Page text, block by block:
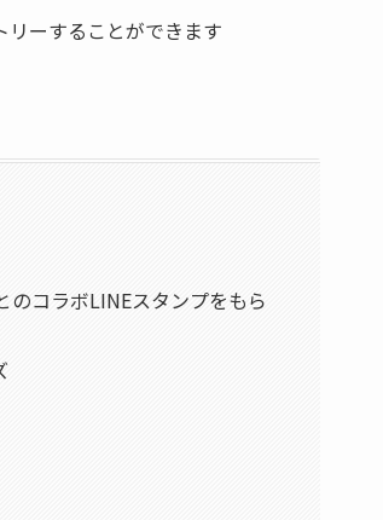
ーすることができます
のコラボLINEスタンプをもら